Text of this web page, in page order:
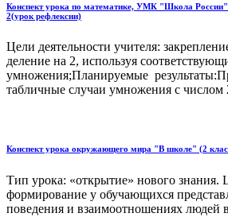
Конспект урока по математике, УМК "Школа России"
2(урок рефлексии)
Цели деятельности учителя:
деление на 2, используя
умножения;Планируемые
табличные случаи умножения с числом
Конспект урока окружающего мира "В школе" (2
Тип урока: «открытие» нового знания.
формирование у обучающихся
поведения и взаимоотношениях людей